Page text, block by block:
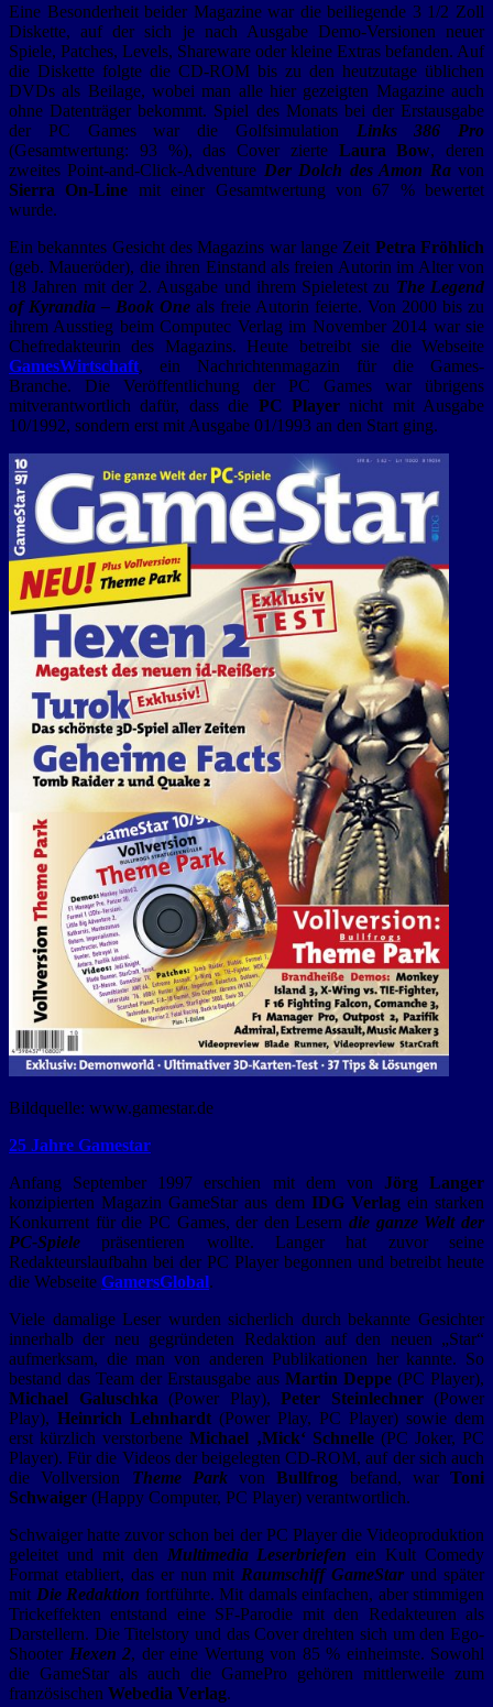
Eine Besonderheit beider Magazine war die beiliegende 3 1/2 Zoll
Diskette, auf der sich je nach Ausgabe Demo-Versionen neuer
Spiele, Patches, Levels, Shareware oder kleine Extras befanden. Auf
die Diskette folgte die CD-ROM bis zu den heutzutage üblichen
DVDs als Beilage, wobei man alle hier gezeigten Magazine auch
ohne Datenträger bekommt. Spiel des Monats bei der Erstausgabe
der PC Games war die Golfsimulation Links 386 Pro
(Gesamtwertung: 93 %), das Cover zierte Laura Bow, deren
zweites Point-and-Click-Adventure Der Dolch des Amon Ravon
Sierra On-Line mit einer Gesamtwertung von 67 % bewertet
wurde.
Ein bekanntes Gesicht des Magazins war lange Zeit Petra Fröhlich
(geb. Maueröder), die ihren Einstand als freien Autorin im Alter von
18 Jahren mit der 2. Ausgabe und ihrem Spieletest zu The Legend
of Kyrandia – Book One als freie Autorin feierte. Von 2000 bis zu
ihrem Ausstieg beim Computec Verlag im November 2014 war sie
Chefredakteurin des Magazins. Heute betreibt sie die Webseite
GamesWirtschaft, ein Nachrichtenmagazin für die Games-
Branche. Die Veröffentlichung der PC Games war übrigens
mitverantwortlich dafür, dass die PC Playernicht mit Ausgabe
10/1992, sondern erst mit Ausgabe 01/1993 an den Start ging.
Bildquelle: www.gamestar.de
25 Jahre Gamestar
Anfang September 1997 erschien mit dem von Jörg Langer
konzipierten Magazin GameStar aus dem IDG Verlagein starken
Konkurrent für die PC Games, der den Leserndie ganze Welt der
PC-Spiele präsentieren wollte. Langer hat zuvor seine
Redakteurslaufbahn bei der PC Player begonnen und betreibt heute
die Webseite GamersGlobal.
Viele damalige Leser wurden sicherlich durch bekannte Gesichter
innerhalb der neu gegründeten Redaktion auf den neuen „Star“
aufmerksam, die man von anderen Publikationen her kannte. So
bestand das Team der Erstausgabe aus Martin Deppe (PC Player),
Michael Galuschka (Power Play), Peter Steinlechner(Power
Play), Heinrich Lehnhardt (Power Play, PC Player) sowie dem
erst kürzlich verstorbeneMichael ‚Mick‘ Schnelle(PC Joker, PC
Player). Für die Videos der beigelegten CD-ROM, auf der sich auch
die Vollversion Theme ParkvonBullfrog befand, war Toni
Schwaiger (Happy Computer, PC Player) verantwortlich.
Schwaiger hatte zuvor schon bei der PC Player die Videoproduktion
geleitet und mit den Multimedia Leserbriefen ein Kult Comedy
Format etabliert, das er nun mit Raumschiff GameStarund später
mit Die Redaktion fortführte. Mit damals einfachen, aber stimmigen
Trickeffekten entstand eine SF-Parodie mit den Redakteuren als
Darstellern. Die Titelstory und das Cover drehten sich um den Ego-
Shooter Hexen 2, der eine Wertung von 85 % einheimste. Sowohl
die GameStar als auch die GamePro gehören mittlerweile zum
französischen Webedia Verlag.